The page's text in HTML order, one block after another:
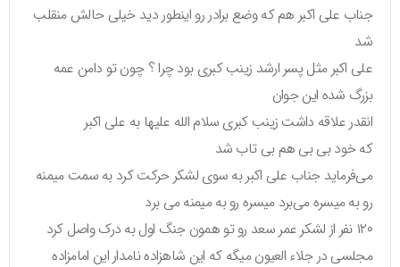
جناب علی اکبر هم که وضع برادر رو اینطور دید خیلی حالش منقلب
شد
علی اکبر مثل پسر ارشد زینب کبری بود چرا ؟ چون تو دامن عمه
بزرگ شده این جوان
انقدر علاقه داشت زینب کبری سلام الله علیها به علی اکبر
که خود بی بی هم بی تاب شد
می‌فرماید جناب علی اکبر به سوی لشکر حرکت کرد به سمت میمنه
رو به میسره می‌برد میسره رو به میمنه می برد
۱۲۰ نفر از لشکر عمر سعد رو تو همون جنگ اول به درک واصل کرد
مجلسی در جلاء العیون میگه که این شاهزاده نامدار این امامزاده